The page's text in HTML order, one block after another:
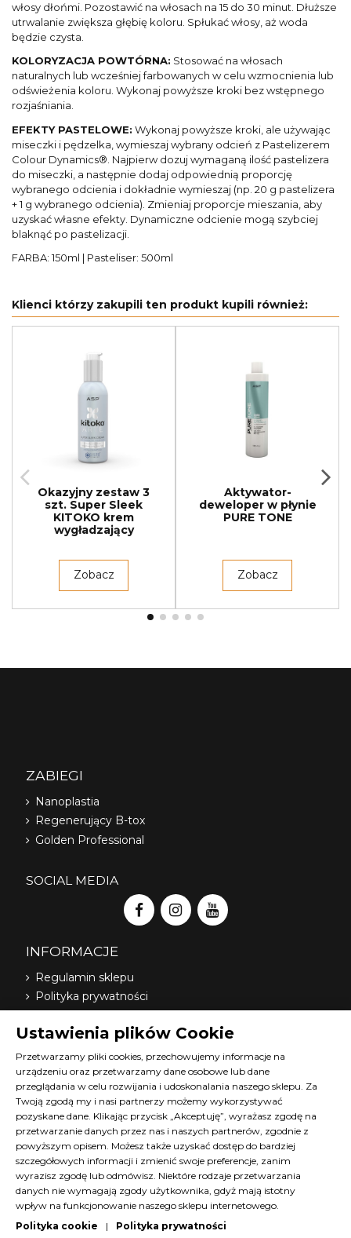
włosy dłońmi. Pozostawić na włosach na 15 do 30 minut. Dłuższe
utrwalanie zwiększa głębię koloru. Spłukać włosy, aż woda
będzie czysta.
KOLORYZACJA POWTÓRNA: Stosować na włosach
naturalnych lub wcześniej farbowanych w celu wzmocnienia lub
odświeżenia koloru. Wykonaj powyższe kroki bez wstępnego
rozjaśniania.
EFEKTY PASTELOWE: Wykonaj powyższe kroki, ale używając
miseczki i pędzelka, wymieszaj wybrany odcień z Pastelizerem
Colour Dynamics®. Najpierw dozuj wymaganą ilość pastelizera
do miseczki, a następnie dodaj odpowiednią proporcję
wybranego odcienia i dokładnie wymieszaj (np. 20 g pastelizera
+ 1 g wybranego odcienia). Zmieniaj proporcje mieszania, aby
uzyskać własne efekty. Dynamiczne odcienie mogą szybciej
blaknąć po pastelizacji.
FARBA: 150ml | Pasteliser: 500ml
Klienci którzy zakupili ten produkt kupili również:
Okazyjny zestaw 3
szt. Super Sleek
KITOKO krem
wygładzający
Zobacz
Aktywator-
deweloper w płynie
PURE TONE
Zobacz
ZABIEGI
Nanoplastia
Regenerujący B-tox
Golden Professional
SOCIAL MEDIA
INFORMACJE
Regulamin sklepu
Polityka prywatności
Nasi dystrybutorzy
O nas
FAQ
Terminy szkoleń Diana
Materiały do pobrania
Kontakt z nami
Program lojalnościowy
KONTAKT
Ustawienia plików Cookie
Przetwarzamy pliki cookies, przechowujemy informacje na
urządzeniu oraz przetwarzamy dane osobowe lub dane
przeglądania w celu rozwijania i udoskonalania naszego sklepu. Za
Twoją zgodą my i nasi partnerzy możemy wykorzystywać
pozyskane dane. Klikając przycisk „Akceptuję”, wyrażasz zgodę na
przetwarzanie danych przez nas i naszych partnerów, zgodnie z
powyższym opisem. Możesz także uzyskać dostęp do bardziej
szczegółowych informacji i zmienić swoje preferencje, zanim
wyrazisz zgodę lub odmówisz. Niektóre rodzaje przetwarzania
danych nie wymagają zgody użytkownika, gdyż mają istotny
wpływ na funkcjonowanie naszego sklepu internetowego.
Polityka cookie
| Polityka prywatności